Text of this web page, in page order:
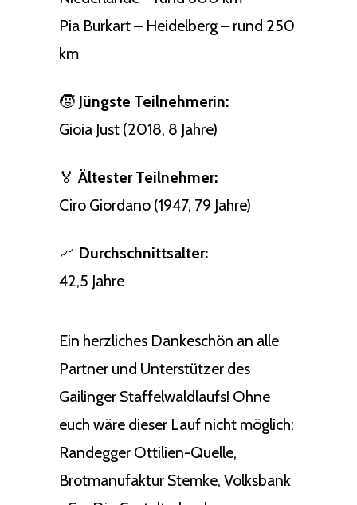
Pia Burkart – Heidelberg – rund 250
km
🧒 Jüngste Teilnehmerin:
Gioia Just (2018, 8 Jahre)
🏅 Ältester Teilnehmer:
Ciro Giordano (1947, 79 Jahre)
📈 Durchschnittsalter:
42,5 Jahre
Ein herzliches Dankeschön an alle
Partner und Unterstützer des
Gailinger Staffelwaldlaufs! Ohne
euch wäre dieser Lauf nicht möglich:
Randegger Ottilien-Quelle,
Brotmanufaktur Stemke, Volksbank